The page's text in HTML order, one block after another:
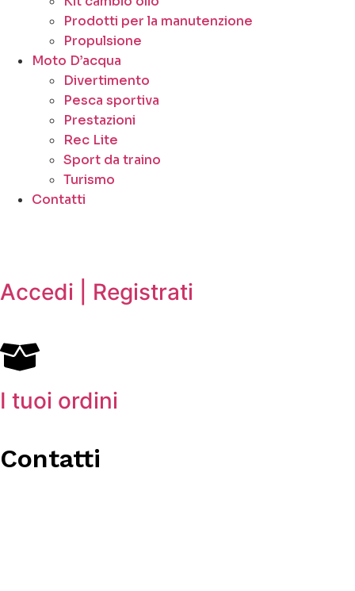
Prodotti per la manutenzione
Propulsione
Moto D’acqua
Divertimento
Pesca sportiva
Prestazioni
Rec Lite
Sport da traino
Turismo
Contatti
Accedi | Registrati
I tuoi ordini
Contatti